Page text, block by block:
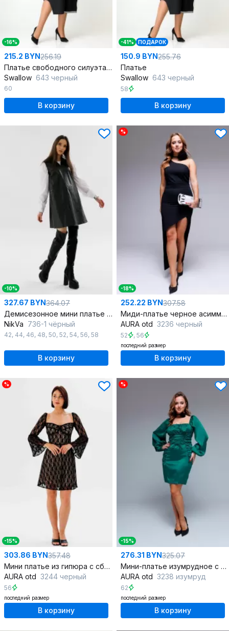
-16%
215.2 BYN256.19
Платье свободного силуэта из футера и хлопчатобумажной ткани
Swallow 643 черный
60
В корзину
-41% ПОДАРОК
150.9 BYN255.76
Платье
Swallow 643 черный
58
В корзину
-10%
327.67 BYN364.07
Демисезонное мини платье трапеции из экокожи с карманами
NikVa 736-1 чёрный
42, 44, 46, 48, 50, 52, 54, 56, 58
В корзину
%
-18%
252.22 BYN307.58
Миди-платье черное асимметричное из текстиля
AURA otd 3236 черный
52 , 56
последний размер
В корзину
%
-15%
303.86 BYN357.48
Мини платье из гипюра с сборками и кружевной отделкой
AURA otd 3244 черный
56
последний размер
В корзину
%
-15%
276.31 BYN325.07
Мини-платье изумрудное с шнуровкой спереди и стильным дизайном
AURA otd 3238 изумруд
62
последний размер
В корзину